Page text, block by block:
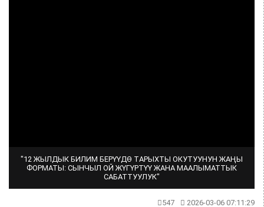
"12 ЖЫЛДЫК БИЛИМ БЕРҮҮДӨ ТАРЫХТЫ ОКУТУУНУН ЖАҢЫ
ФОРМАТЫ: СЫНЧЫЛ ОЙ ЖҮГҮРТҮҮ ЖАНА МААЛЫМАТТЫК
САБАТТУУЛУК"
547 2026-03-06 07:11:29